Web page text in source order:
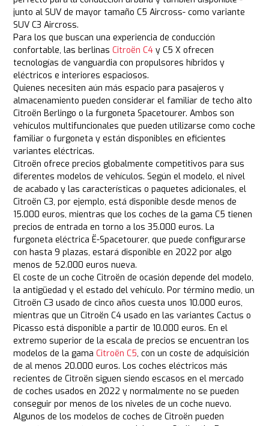
junto al SUV de mayor tamaño C5 Aircross- como variante
SUV C3 Aircross.
Para los que buscan una experiencia de conducción
confortable, las berlinasCitroën C4 y C5 X ofrecen
tecnologías de vanguardia con propulsores híbridos y
eléctricos e interiores espaciosos.
Quienes necesiten aún más espacio para pasajeros y
almacenamiento pueden considerar el familiar de techo alto
Citroën Berlingo o la furgoneta Spacetourer. Ambos son
vehículos multifuncionales que pueden utilizarse como coche
familiar o furgoneta y están disponibles en eficientes
variantes eléctricas.
Citroën ofrece precios globalmente competitivos para sus
diferentes modelos de vehículos. Según el modelo, el nivel
de acabado y las características o paquetes adicionales, el
Citroën C3, por ejemplo, está disponible desde menos de
15.000 euros, mientras que los coches de la gama C5 tienen
precios de entrada en torno a los 35.000 euros. La
furgoneta eléctrica Ë-Spacetourer, que puede configurarse
con hasta 9 plazas, estará disponible en 2022 por algo
menos de 52.000 euros nueva.
El coste de un coche Citroën de ocasión depende del modelo,
la antigüedad y el estado del vehículo. Por término medio, un
Citroën C3 usado de cinco años cuesta unos 10.000 euros,
mientras que un Citroën C4 usado en las variantes Cactus o
Picasso está disponible a partir de 10.000 euros. En el
extremo superior de la escala de precios se encuentran los
modelos de la gamaCitroën C5, con un coste de adquisición
de al menos 20.000 euros. Los coches eléctricos más
recientes de Citroën siguen siendo escasos en el mercado
de coches usados en 2022 y normalmente no se pueden
conseguir por menos de los niveles de un coche nuevo.
Algunos de los modelos de coches de Citroën pueden